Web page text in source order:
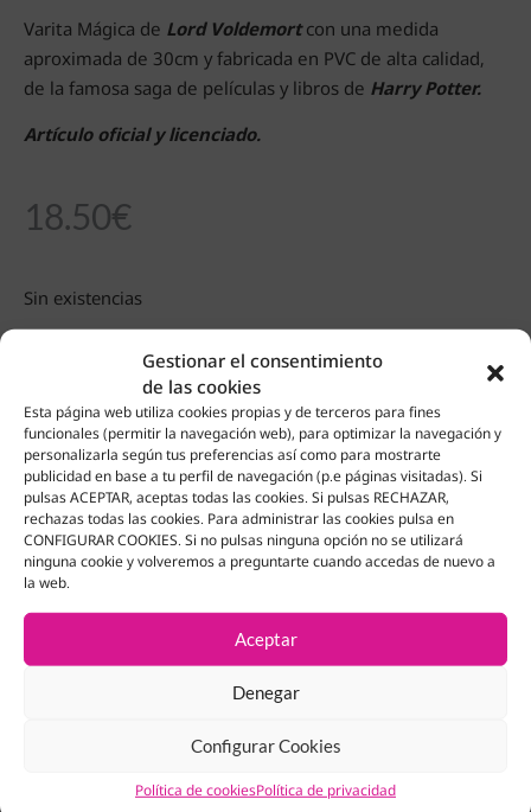
Gestionar el consentimiento
de las cookies
Esta página web utiliza cookies propias y de terceros para fines
funcionales (permitir la navegación web), para optimizar la navegación y
personalizarla según tus preferencias así como para mostrarte
publicidad en base a tu perfil de navegación (p.e páginas visitadas). Si
pulsas ACEPTAR, aceptas todas las cookies. Si pulsas RECHAZAR,
rechazas todas las cookies. Para administrar las cookies pulsa en
CONFIGURAR COOKIES. Si no pulsas ninguna opción no se utilizará
ninguna cookie y volveremos a preguntarte cuando accedas de nuevo a
la web.
Aceptar
Denegar
Configurar Cookies
Política de cookiesPolítica de privacidad
Varita Mágica de Lord Voldemortcon una medida
aproximada de 30cm y fabricada en PVC de alta calidad,
de la famosa saga de películas y libros de Harry Potter.
Artículo oficial y licenciado.
18.50€
Sin existencias
Productos Relacionados
LLAVERO POCKET POP STAR
COLGANTE PLUMA HARRY
7.90€